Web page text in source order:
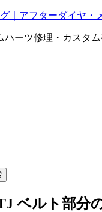
｜アフターダイヤ・
ーツ修理・カスタ
ベルト部分